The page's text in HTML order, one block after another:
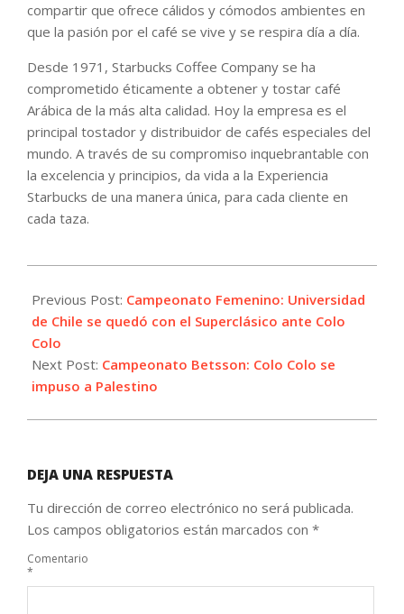
compartir que ofrece cálidos y cómodos ambientes en
que la pasión por el café se vive y se respira día a día.
Desde 1971, Starbucks Coffee Company se ha
comprometido éticamente a obtener y tostar café
Arábica de la más alta calidad. Hoy la empresa es el
principal tostador y distribuidor de cafés especiales del
mundo. A través de su compromiso inquebrantable con
la excelencia y principios, da vida a la Experiencia
Starbucks de una manera única, para cada cliente en
cada taza.
04-
23
Previous Post: Campeonato Femenino: Universidad
de Chile se quedó con el Superclásico ante Colo
Colo
Next Post: Campeonato Betsson: Colo Colo se
impuso a Palestino
DEJA UNA RESPUESTA
Tu dirección de correo electrónico no será publicada.
Los campos obligatorios están marcados con *
Comentario
*